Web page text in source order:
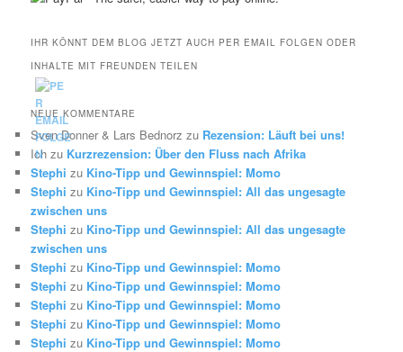
IHR KÖNNT DEM BLOG JETZT AUCH PER EMAIL FOLGEN ODER
INHALTE MIT FREUNDEN TEILEN
NEUE KOMMENTARE
Sven Donner & Lars Bednorz zu Rezension: Läuft bei uns!
Ich zu Kurzrezension: Über den Fluss nach Afrika
Stephi zu Kino-Tipp und Gewinnspiel: Momo
Stephi zu Kino-Tipp und Gewinnspiel: All das ungesagte
zwischen uns
Stephi zu Kino-Tipp und Gewinnspiel: All das ungesagte
zwischen uns
Stephi zu Kino-Tipp und Gewinnspiel: Momo
Stephi zu Kino-Tipp und Gewinnspiel: Momo
Stephi zu Kino-Tipp und Gewinnspiel: Momo
Stephi zu Kino-Tipp und Gewinnspiel: Momo
Stephi zu Kino-Tipp und Gewinnspiel: Momo